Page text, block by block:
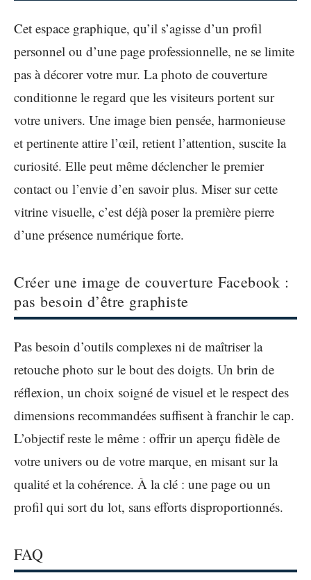
Cet espace graphique, qu’il s’agisse d’un profil
personnel ou d’une page professionnelle, ne se limite
pas à décorer votre mur. La photo de couverture
conditionne le regard que les visiteurs portent sur
votre univers. Une image bien pensée, harmonieuse
et pertinente attire l’œil, retient l’attention, suscite la
curiosité. Elle peut même déclencher le premier
contact ou l’envie d’en savoir plus. Miser sur cette
vitrine visuelle, c’est déjà poser la première pierre
d’une présence numérique forte.
Créer une image de couverture Facebook :
pas besoin d’être graphiste
Pas besoin d’outils complexes ni de maîtriser la
retouche photo sur le bout des doigts. Un brin de
réflexion, un choix soigné de visuel et le respect des
dimensions recommandées suffisent à franchir le cap.
L’objectif reste le même : offrir un aperçu fidèle de
votre univers ou de votre marque, en misant sur la
qualité et la cohérence. À la clé : une page ou un
profil qui sort du lot, sans efforts disproportionnés.
FAQ